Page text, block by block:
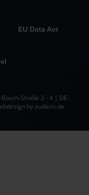
EU Data Act
Straße 2 - 4 | DE-
by audaris.de